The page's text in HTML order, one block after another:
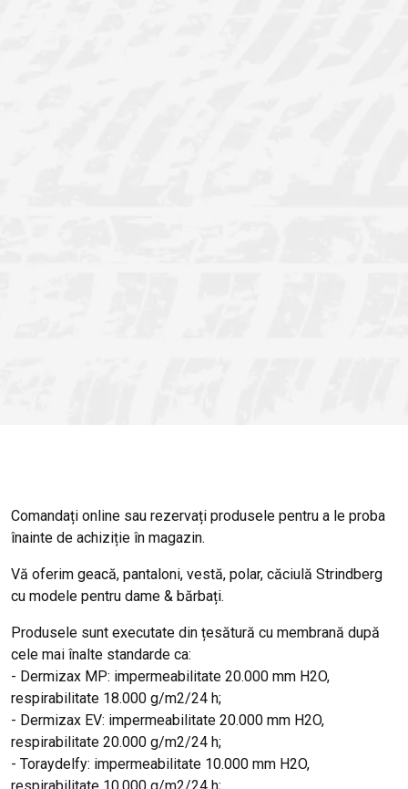
Comandați online sau rezervați produsele pentru a le proba
înainte de achiziție în magazin.
Vă oferim geacă, pantaloni, vestă, polar, căciulă Strindberg
cu modele pentru dame & bărbați.
Produsele sunt executate din țesătură cu membrană după
cele mai înalte standarde ca:
- Dermizax MP: impermeabilitate 20.000 mm H2O,
respirabilitate 18.000 g/m2/24 h;
- Dermizax EV: impermeabilitate 20.000 mm H2O,
respirabilitate 20.000 g/m2/24 h;
- Toraydelfy: impermeabilitate 10.000 mm H2O,